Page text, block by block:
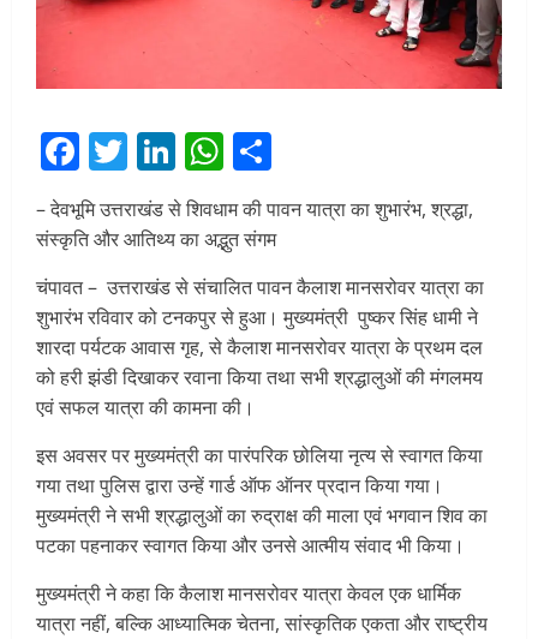
Facebook
Twitter
LinkedIn
WhatsApp
– देवभूमि उत्तराखंड से शिवधाम की पावन यात्रा का शुभारंभ, श्रद्धा,
संस्कृति और आतिथ्य का अद्भुत संगम
चंपावत – उत्तराखंड से संचालित पावन कैलाश मानसरोवर यात्रा का
शुभारंभ रविवार को टनकपुर से हुआ। मुख्यमंत्री पुष्कर सिंह धामी ने
शारदा पर्यटक आवास गृह, से कैलाश मानसरोवर यात्रा के प्रथम दल
को हरी झंडी दिखाकर रवाना किया तथा सभी श्रद्धालुओं की मंगलमय
एवं सफल यात्रा की कामना की।
इस अवसर पर मुख्यमंत्री का पारंपरिक छोलिया नृत्य से स्वागत किया
गया तथा पुलिस द्वारा उन्हें गार्ड ऑफ ऑनर प्रदान किया गया।
मुख्यमंत्री ने सभी श्रद्धालुओं का रुद्राक्ष की माला एवं भगवान शिव का
पटका पहनाकर स्वागत किया और उनसे आत्मीय संवाद भी किया।
मुख्यमंत्री ने कहा कि कैलाश मानसरोवर यात्रा केवल एक धार्मिक
यात्रा नहीं, बल्कि आध्यात्मिक चेतना, सांस्कृतिक एकता और राष्ट्रीय